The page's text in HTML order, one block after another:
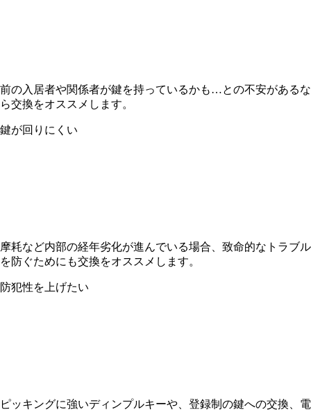
前の入居者や関係者が鍵を持っているかも…との不安があるな
ら交換をオススメします。
鍵が回りにくい
摩耗など内部の経年劣化が進んでいる場合、致命的なトラブル
を防ぐためにも交換をオススメします。
防犯性を上げたい
ピッキングに強いディンプルキーや、登録制の鍵への交換、電